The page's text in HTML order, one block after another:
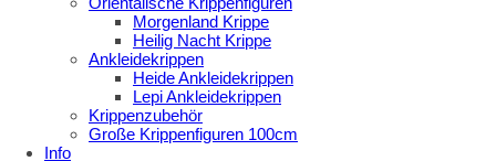
Morgenland Krippe
Heilig Nacht Krippe
Ankleidekrippen
Heide Ankleidekrippen
Lepi Ankleidekrippen
Krippenzubehör
Große Krippenfiguren 100cm
Info